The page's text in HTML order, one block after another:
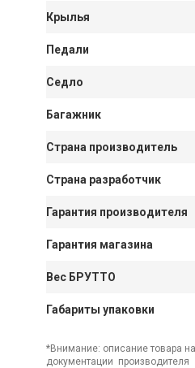
Крылья
Педали
Седло
Багажник
Страна производитель
Страна разработчик
Гарантия производителя
Гарантия магазина
Вес БРУТТО
Габариты упаковки
*Внимание: описание товара
документации